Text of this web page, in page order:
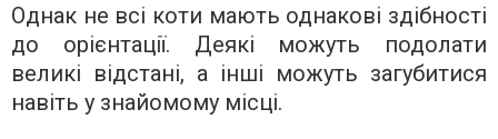
Однак не всі коти мають однакові здібності
до орієнтації. Деякі можуть подолати
великі відстані, а інші можуть загубитися
навіть у знайомому місці.